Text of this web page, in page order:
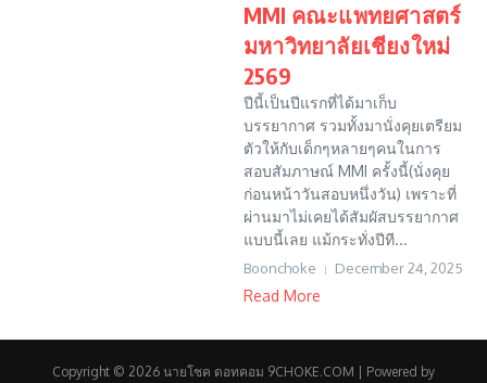
MMI คณะแพทยศาสตร์
มหาวิทยาลัยเชียงใหม่
2569
ปีนี้เป็นปีแรกที่ได้มาเก็บ
บรรยากาศ รวมทั้งมานั่งคุยเตรียม
ตัวให้กับเด็กๆหลายๆคนในการ
สอบสัมภาษณ์ MMI ครั้งนี้(นั่งคุย
ก่อนหน้าวันสอบหนึ่งวัน) เพราะที่
ผ่านมาไม่เคยได้สัมผัสบรรยากาศ
แบบนี้เลย แม้กระทั่งปีที...
Boonchoke December 24, 2025
Read More
Copyright © 2026 นายโชค ดอทคอม 9CHOKE.COM | Powered by